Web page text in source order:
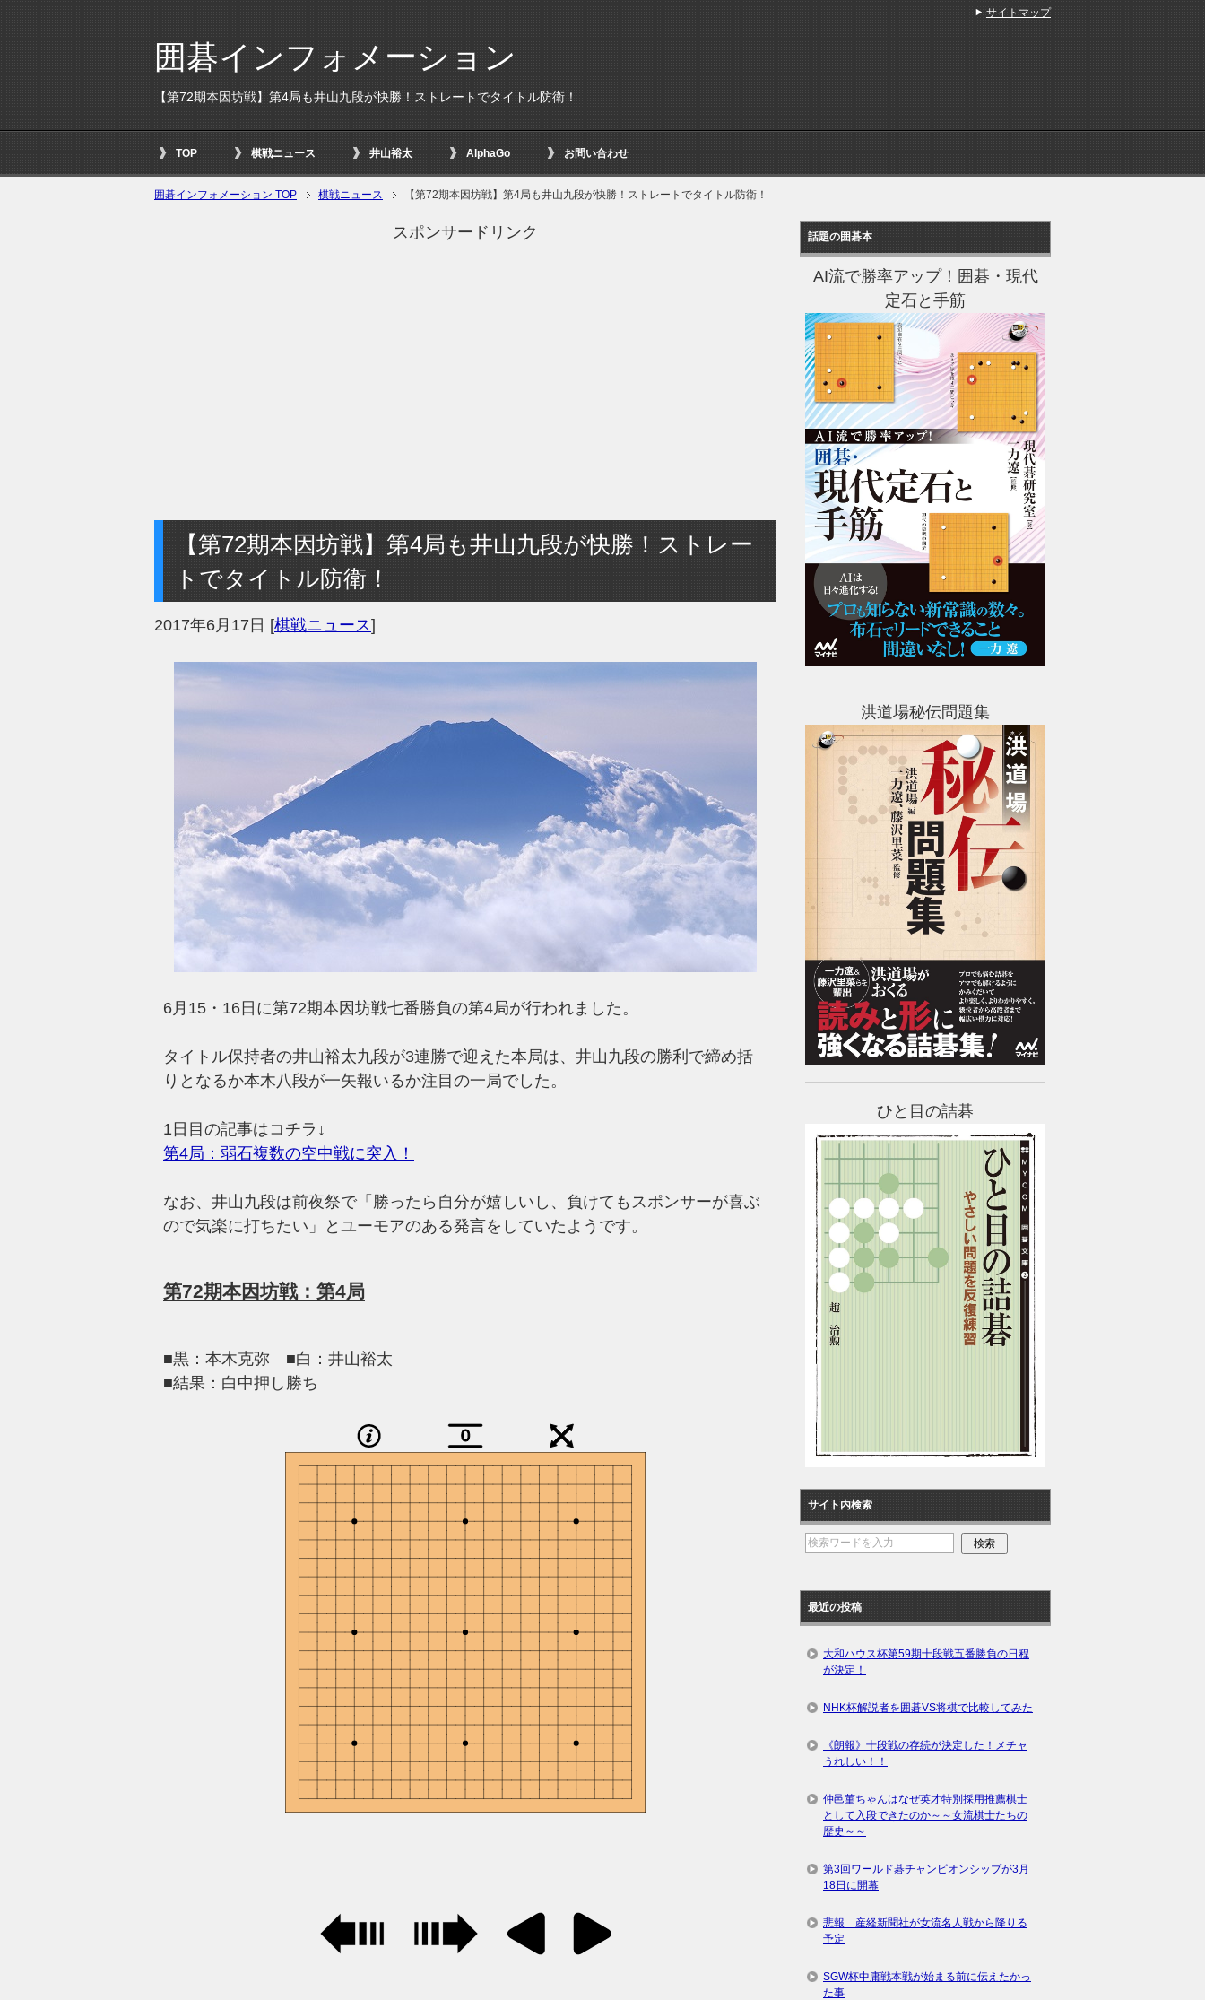
囲碁インフォメーション
【第72期本因坊戦】第4局も井山九段が快勝！ストレートでタイトル防衛！
TOP 棋戦ニュース 井山裕太 AlphaGo お問い合わせ
囲碁インフォメーション TOP 棋戦ニュース 【第72期本因坊戦】第4局も井山九段が快勝！ストレートでタイトル防衛！
スポンサードリンク
【第72期本因坊戦】第4局も井山九段が快勝！ストレー
トでタイトル防衛！
2017年6月17日 [棋戦ニュース]
6月15・16日に第72期本因坊戦七番勝負の第4局が行われました。
タイトル保持者の井山裕太九段が3連勝で迎えた本局は、井山九段の勝利で締め括
りとなるか本木八段が一矢報いるか注目の一局でした。
1日目の記事はコチラ↓
第4局：弱石複数の空中戦に突入！
なお、井山九段は前夜祭で「勝ったら自分が嬉しいし、負けてもスポンサーが喜ぶ
ので気楽に打ちたい」とユーモアのある発言をしていたようです。
第72期本因坊戦：第4局
■黒：本木克弥 ■白：井山裕太
■結果：白中押し勝ち
0
話題の囲碁本
AI流で勝率アップ！囲碁・現代
定石と手筋
洪道場秘伝問題集
ひと目の詰碁
サイト内検索
最近の投稿
大和ハウス杯第59期十段戦五番勝負の日程
が決定！
NHK杯解説者を囲碁VS将棋で比較してみた
《朗報》十段戦の存続が決定した！メチャ
うれしい！！
仲邑菫ちゃんはなぜ英才特別採用推薦棋士
として入段できたのか～～女流棋士たちの
歴史～～
第3回ワールド碁チャンピオンシップが3月
18日に開幕
悲報 産経新聞社が女流名人戦から降りる
予定
SGW杯中庸戦本戦が始まる前に伝えたかっ
た事
サイトマップ